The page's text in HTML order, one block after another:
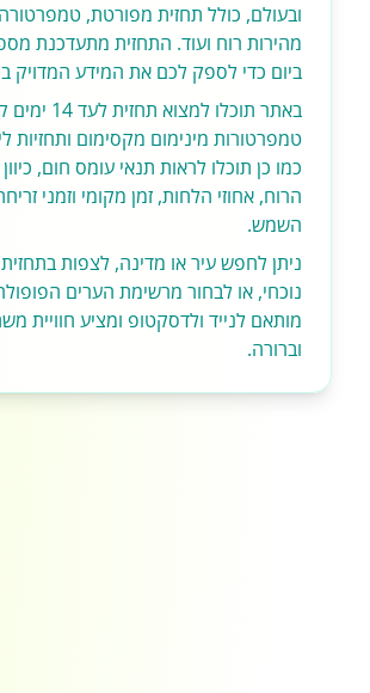
ובעולם, כולל תחזית מפורטת,
מהירות רוח ועוד. התחזית מתעדכנת
ביום כדי לספק לכם את המידע המדויק
באתר תוכלו למצוא
טמפרטורות מינימום מקסימום ותחזיות
כמו כן תוכלו לראות תנאי עומס חום,
הרוח, אחוזי הלחות, זמן מקומי וזמני
השמש.
ניתן לחפש עיר או מדינה, לצפות
נוכחי, או לבחור מרשימת הערים
מותאם לנייד ולדסקטופ ומציע חוויית
וברורה.